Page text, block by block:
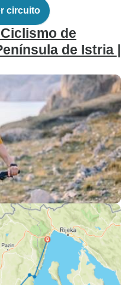
circuito
de
de Istria |